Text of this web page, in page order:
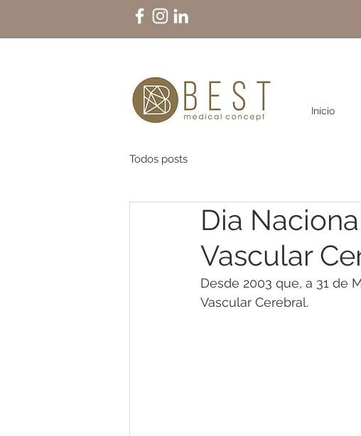
Todos posts
Dia
Vascular
Desde 2003 que, a 31 de
Vascular Cerebral.
Início